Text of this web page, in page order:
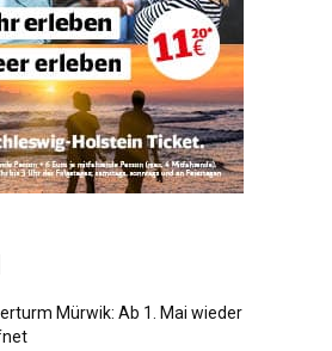
Mürwik: Ab 1. Mai wieder